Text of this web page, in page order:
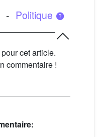
- Politique
cet article.
commentaire !